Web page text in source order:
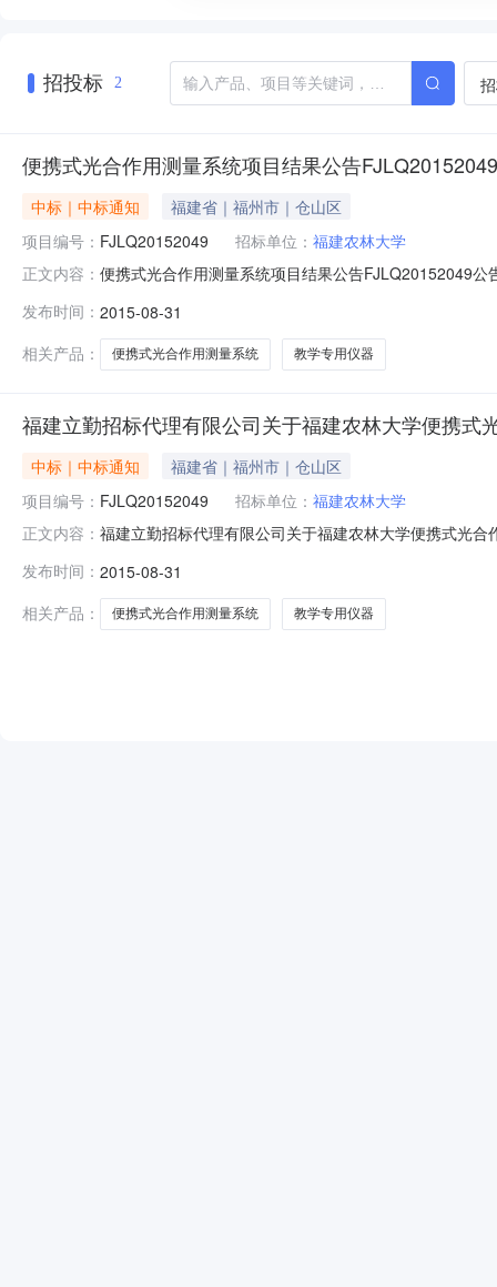
招投标 2
便携式光合作用测量系统项目结果公告FJLQ20152049
中标｜中标通知
福建省｜福州市｜仓山区
项目编号： FJLQ20152049 招标单位： 福建农林大学
正文内容： 便携式光合作用测量系统项目结果公告FJLQ20152049
人及联系方式：项目联系人王先生项目联系电话0591-
发布时间： 2015-08-31
相关产品：
便携式光合作用测量系统 教学专用仪器
福建立勤招标代理有限公司关于福建农林大学便携式
中标｜中标通知
福建省｜福州市｜仓山区
项目编号： FJLQ20152049 招标单位： 福建农林大学
正文内容： 福建立勤招标代理有限公司关于福建农林大学便携式光
代理有限公司招标大厅公开开标，共有3家投标单位按时
评审
发布时间： 2015-08-31
相关产品：
便携式光合作用测量系统 教学专用仪器